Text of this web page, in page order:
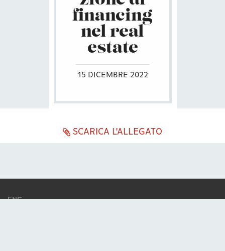
financing
nel real
estate
15 DICEMBRE 2022
SCARICA L'ALLEGATO
ENG